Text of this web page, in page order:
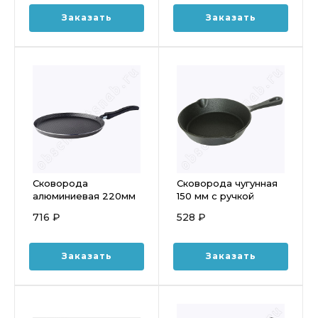
Заказать Заказать
Сковорода
алюминиевая 220мм
антипригарная со
СД-039
716 ₽
Заказать
Сковорода чугунная
150 мм с ручкой
528 ₽
Заказать